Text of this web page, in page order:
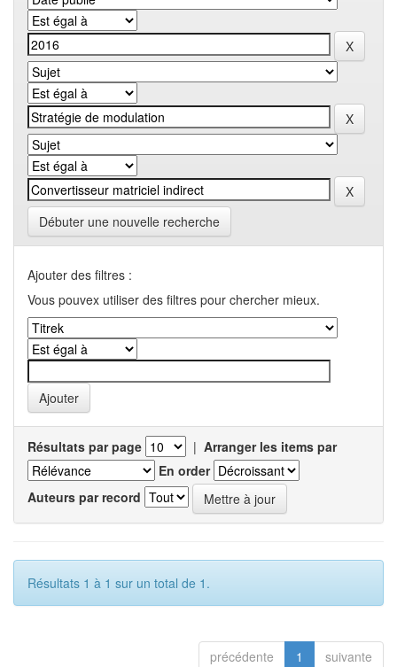
Débuter une nouvelle recherche
Ajouter des filtres :
Vous pouvex utiliser des filtres pour chercher mieux.
Résultats par page | Arranger les items par
En order
Auteurs par record
Résultats 1 à 1 sur un total de 1.
précédente 1 suivante